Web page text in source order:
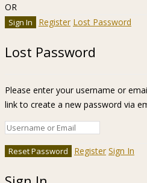
OR
Register Lost Password
Lost Password
Please enter your username or
link to create a new password via
Register Sign In